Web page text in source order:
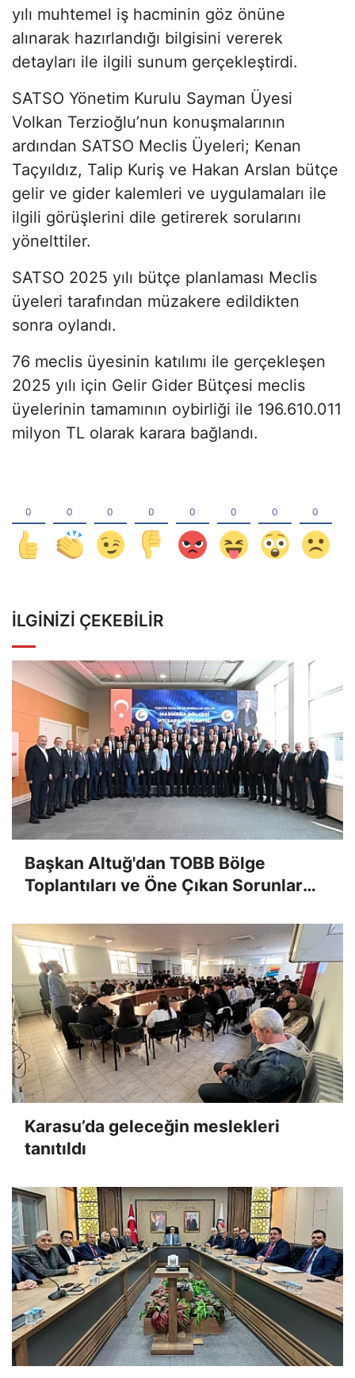
yılı muhtemel iş hacminin göz önüne
alınarak hazırlandığı bilgisini vererek
detayları ile ilgili sunum gerçekleştirdi.
SATSO Yönetim Kurulu Sayman Üyesi
Volkan Terzioğlu’nun konuşmalarının
ardından SATSO Meclis Üyeleri; Kenan
Taçyıldız, Talip Kuriş ve Hakan Arslan bütçe
gelir ve gider kalemleri ve uygulamaları ile
ilgili görüşlerini dile getirerek sorularını
yönelttiler.
SATSO 2025 yılı bütçe planlaması Meclis
üyeleri tarafından müzakere edildikten
sonra oylandı.
76 meclis üyesinin katılımı ile gerçekleşen
2025 yılı için Gelir Gider Bütçesi meclis
üyelerinin tamamının oybirliği ile 196.610.011
milyon TL olarak karara bağlandı.
İLGINIZI ÇEKEBILIR
Başkan Altuğ'dan TOBB Bölge
Toplantıları ve Öne Çıkan Sorunlar
Karasu’da geleceğin meslekleri
tanıtıldı